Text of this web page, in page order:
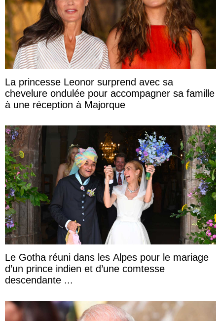
La princesse Leonor surprend avec sa
chevelure ondulée pour accompagner sa famille
à une réception à Majorque
Le Gotha réuni dans les Alpes pour le mariage
d’un prince indien et d’une comtesse
descendante ...